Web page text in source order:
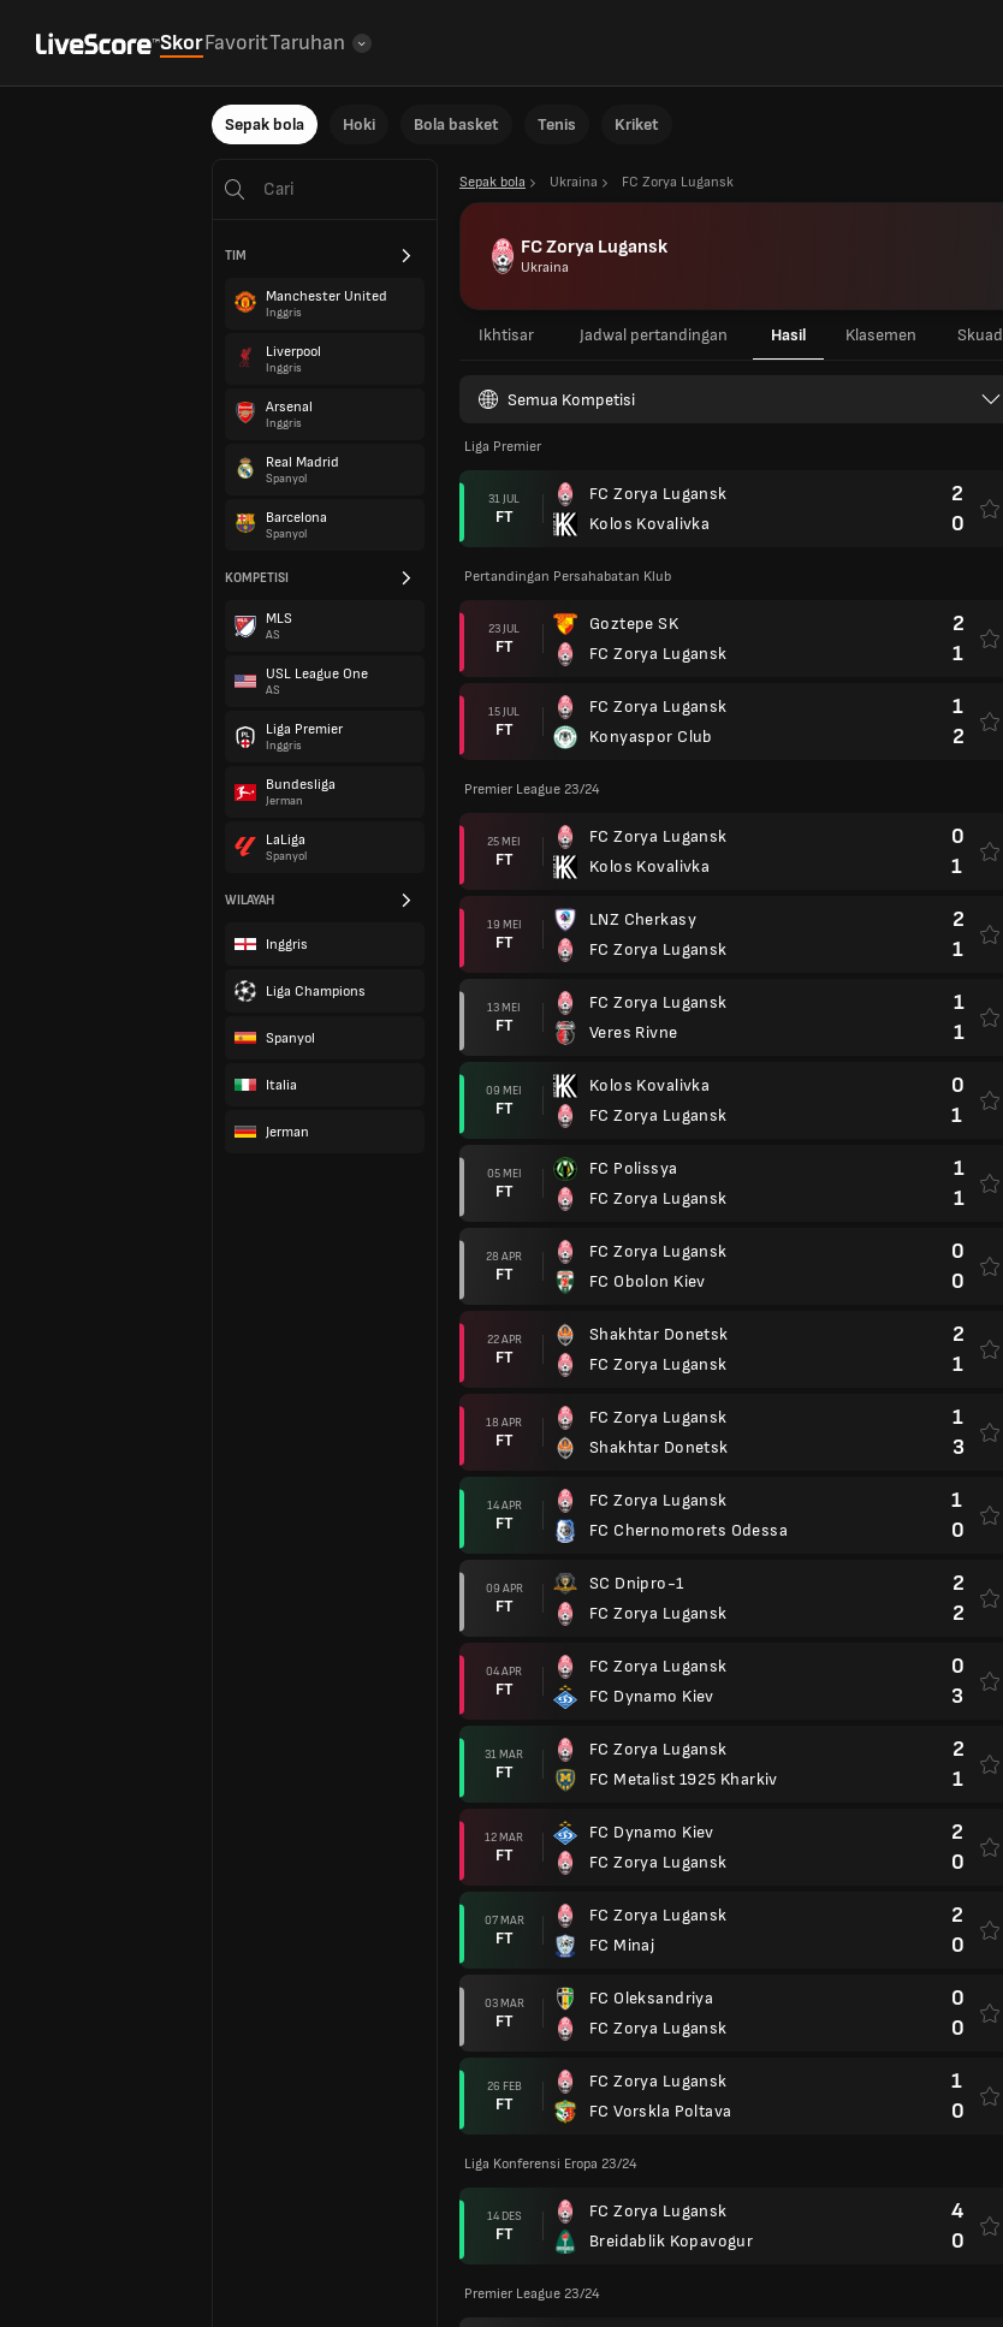
SkorFavoritTaruhan
Sepak bola Hoki Bola basket Tenis Kriket
TIM
Manchester United
Inggris
Liverpool
Inggris
Arsenal
Inggris
Real Madrid
Spanyol
Barcelona
Spanyol
KOMPETISI
MLS
AS
USL League One
AS
Liga Premier
Inggris
Bundesliga
Jerman
LaLiga
Spanyol
WILAYAH
Inggris
Liga Champions
Spanyol
Italia
Jerman
Sepak bola Ukraina FC Zorya Lugansk
FC Zorya Lugansk
Ukraina
Ikhtisar Jadwal pertandingan Hasil Klasemen Skuad
Semua Kompetisi
Liga Premier
31 JUL
FT
FC Zorya Lugansk
Kolos Kovalivka
2
0
Pertandingan Persahabatan Klub
23 JUL
FT
Goztepe SK
FC Zorya Lugansk
2
1
15 JUL
FT
FC Zorya Lugansk
Konyaspor Club
1
2
Premier League 23/24
25 MEI
FT
FC Zorya Lugansk
Kolos Kovalivka
0
1
19 MEI
FT
LNZ Cherkasy
FC Zorya Lugansk
2
1
13 MEI
FT
FC Zorya Lugansk
Veres Rivne
1
1
09 MEI
FT
Kolos Kovalivka
FC Zorya Lugansk
0
1
05 MEI
FT
FC Polissya
FC Zorya Lugansk
1
1
28 APR
FT
FC Zorya Lugansk
FC Obolon Kiev
0
0
22 APR
FT
Shakhtar Donetsk
FC Zorya Lugansk
2
1
18 APR
FT
FC Zorya Lugansk
Shakhtar Donetsk
1
3
14 APR
FT
FC Zorya Lugansk
FC Chernomorets Odessa
1
0
09 APR
FT
SC Dnipro-1
FC Zorya Lugansk
2
2
04 APR
FT
FC Zorya Lugansk
FC Dynamo Kiev
0
3
31 MAR
FT
FC Zorya Lugansk
FC Metalist 1925 Kharkiv
2
1
12 MAR
FT
FC Dynamo Kiev
FC Zorya Lugansk
2
0
07 MAR
FT
FC Zorya Lugansk
FC Minaj
2
0
03 MAR
FT
FC Oleksandriya
FC Zorya Lugansk
0
0
26 FEB
FT
FC Zorya Lugansk
FC Vorskla Poltava
1
0
Liga Konferensi Eropa 23/24
14 DES
FT
FC Zorya Lugansk
Breidablik Kopavogur
4
0
Premier League 23/24